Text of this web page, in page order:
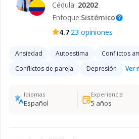
Cédula: 20202
Enfoque:Sistémicohelp
4.7·23 opiniones
Ansiedad Autoestima
Conflictos
Conflictos de pareja
Depresión Ver
Idiomas
Español
Experiencia
5 años